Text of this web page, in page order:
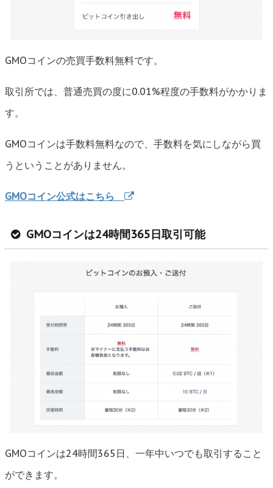
GMOコインの売買手数料無料です。
取引所では、普通売買の度に0.01%程度の手数料がかかりま
す。
GMOコインは手数料無料なので、手数料を気にしながら買
うということがありません。
GMOコイン公式はこちら
GMOコインは24時間365日取引可能
GMOコインは24時間365日、一年中いつでも取引すること
ができます。